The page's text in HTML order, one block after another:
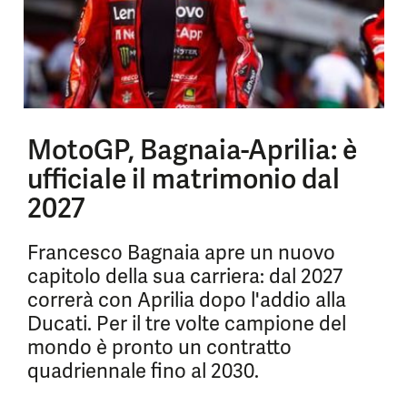
MotoGP, Bagnaia-Aprilia: è
ufficiale il matrimonio dal
2027
Francesco Bagnaia apre un nuovo
capitolo della sua carriera: dal 2027
correrà con Aprilia dopo l'addio alla
Ducati. Per il tre volte campione del
mondo è pronto un contratto
quadriennale fino al 2030.